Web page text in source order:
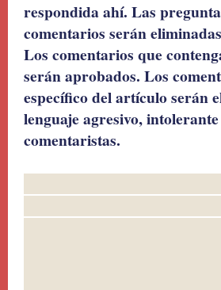
respondida ahí. Las
comentarios serán
Los comentarios que
serán aprobados. Los
específico del artículo serán
lenguaje agresivo,
comentaristas.